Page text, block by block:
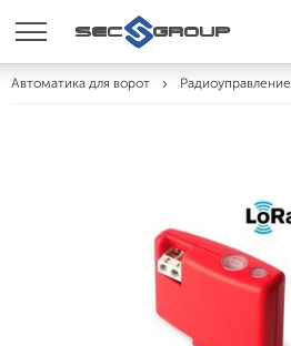
Автоматика для ворот Радиоуправление